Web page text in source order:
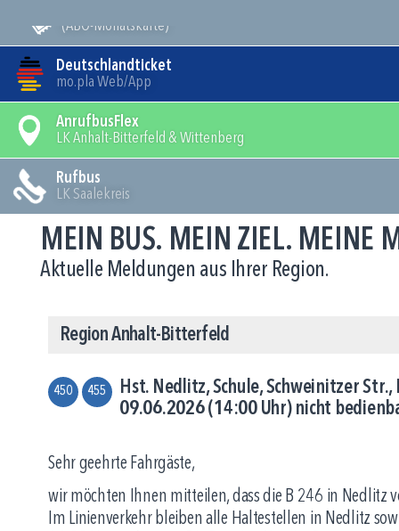
(ABO-Monatskarte)
Deutschlandticket
mo.pla Web/App
AnrufbusFlex
LK Anhalt-Bitterfeld & Wittenberg
Rufbus
LK Saalekreis
MEIN BUS. MEIN ZIEL. MEINE
Aktuelle Meldungen aus Ihrer Region.
Region Anhalt-Bitterfeld
450 455
Hst. Nedlitz, Schule, Schweinitzer
09.06.2026 (14:00 Uhr) nicht
Sehr geehrte Fahrgäste,
wir möchten Ihnen mitteilen, dass die B 246 in Nedlitz
Im Linienverkehr bleiben alle Haltestellen in Nedlitz